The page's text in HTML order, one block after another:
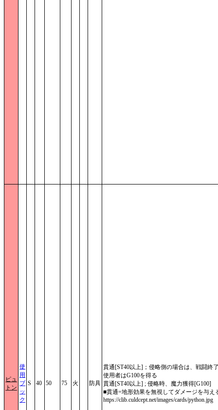
ピュ
トン
使
用
ブ
ッ
ク
S 40 50 75 火 防具
貫通[ST40以上]；侵略側の場合は、戦闘終
使用者はG100を得る
貫通[ST40以上] ; 侵略時、魔力獲得[G100]
■貫通=地形効果を無視してダメージを与え
https://clib.culdcept.net/images/cards/python.jpg